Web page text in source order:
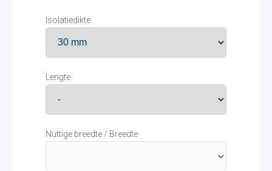
Isolatiedikte
Lengte
Nuttige breedte / Breedte